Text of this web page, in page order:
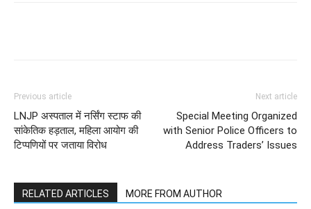
Previous article
LNJP अस्पताल में नर्सिंग स्टाफ की
सांकेतिक हड़ताल, महिला आयोग की
टिप्पणियों पर जताया विरोध
Next article
Special Meeting Organized
with Senior Police Officers to
Address Traders’ Issues
RELATED ARTICLES MORE FROM AUTHOR